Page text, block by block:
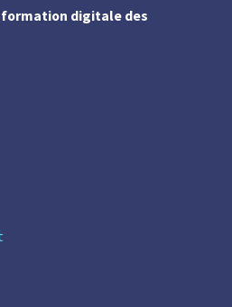
digitale des